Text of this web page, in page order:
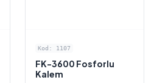
Kod: 1107
FK-3600 Fosforlu
Kalem